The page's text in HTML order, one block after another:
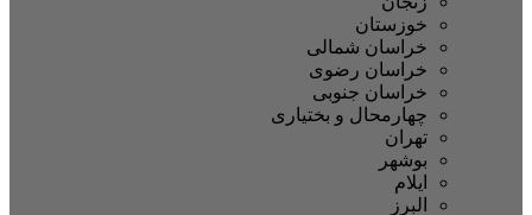
خوزستان
خراسان شمالی
خراسان رضوی
خراسان جنوبی
چهارمحال و بختیاری